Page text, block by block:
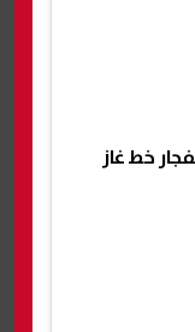
انفجار خط غاز